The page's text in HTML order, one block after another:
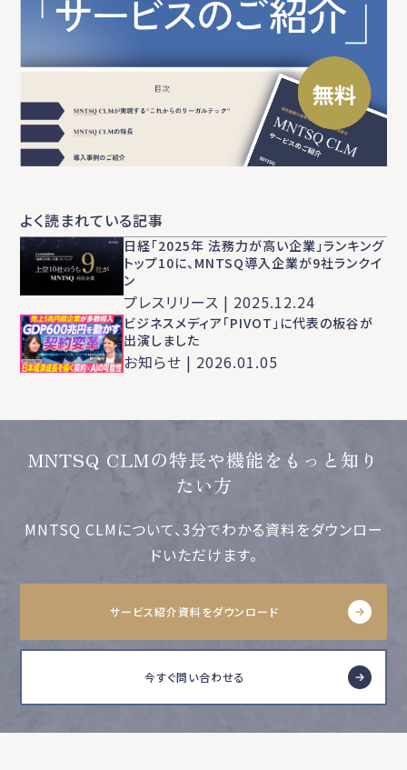
よく読まれている記事
日経「2025年 法務力が高い企業」ランキング
トップ10に、MNTSQ導入企業が9社ランクイ
ン
プレスリリース | 2025.12.24
ビジネスメディア「PIVOT」に代表の板谷が
出演しました
お知らせ | 2026.01.05
MNTSQ CLMの特長や機能をもっと知り
たい方
MNTSQ CLMについて、3分でわかる資料をダウンロー
ドいただけます。
サービス紹介資料をダウンロード
今すぐ問い合わせる